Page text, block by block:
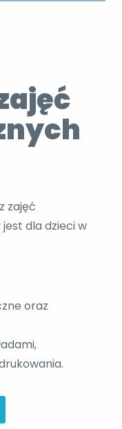
zajęć
dla dzieci w
oraz